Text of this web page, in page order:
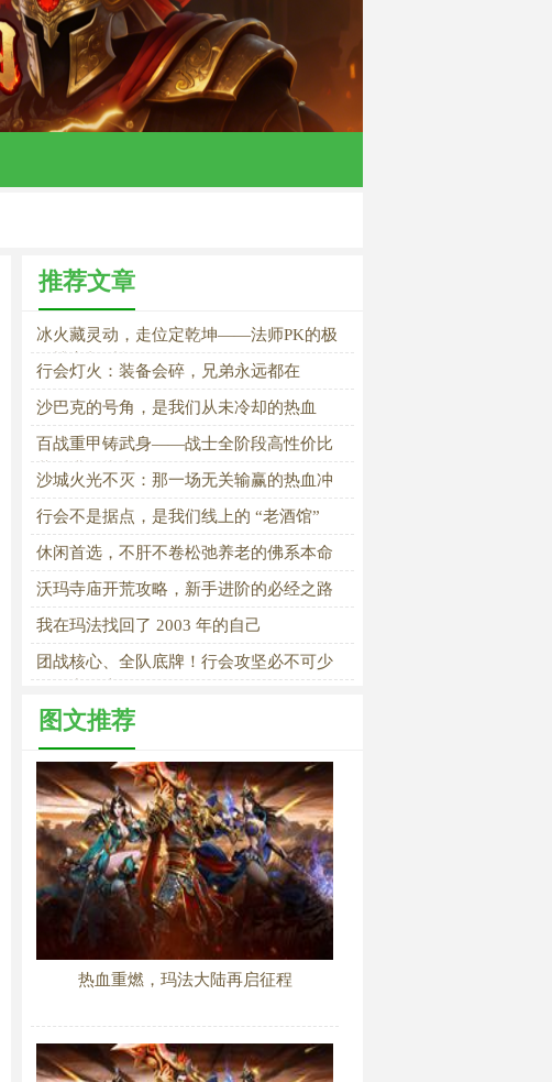
推荐文章
冰火藏灵动，走位定乾坤——法师PK的极
致博弈与乐趣
行会灯火：装备会碎，兄弟永远都在
沙巴克的号角，是我们从未冷却的热血
百战重甲铸武身——战士全阶段高性价比
装备搭配指南
沙城火光不灭：那一场无关输赢的热血冲
锋
行会不是据点，是我们线上的 “老酒馆”
休闲首选，不肝不卷松弛养老的佛系本命
沃玛寺庙开荒攻略，新手进阶的必经之路
我在玛法找回了 2003 年的自己
团战核心、全队底牌！行会攻坚必不可少
图文推荐
热血重燃，玛法大陆再启征程